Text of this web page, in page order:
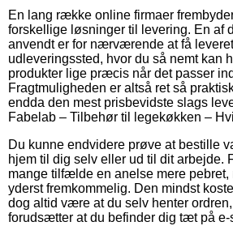
En lang række online firmaer
forskellige løsninger til levering. En af
anvendt er for nærværende at få
udleveringssted, hvor du så nemt kan
produkter lige præcis når det passer
Fragtmuligheden er altså ret så
endda den mest prisbevidste slags
Fabelab – Tilbehør til legekøkken –
Du kunne endvidere prøve at bestille
hjem til dig selv eller ud til dit arbejde.
mange tilfælde en anelse mere pebret,
yderst fremkommelig. Den mindst
dog altid være at du selv henter
forudsætter at du befinder dig tæt på e-